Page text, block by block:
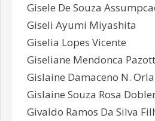
Gisele De Souza
Giseli Ayumi Miyashita
Giselia Lopes Vicente
Giseliane Mendonca
Gislaine Damaceno N.
Gislaine Souza Rosa
Givaldo Ramos Da Silva